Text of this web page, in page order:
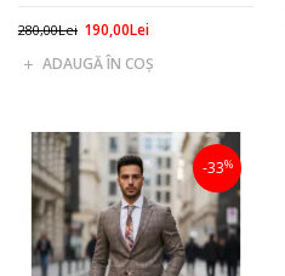
280,00Lei 190,00Lei
ADAUGĂ ÎN COŞ
-33%